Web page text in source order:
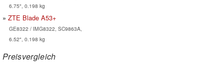
6.75", 0.198 kg
ZTE Blade A53+
GE8322 / IMG8322, SC9863A,
6.52", 0.198 kg
Preisvergleich